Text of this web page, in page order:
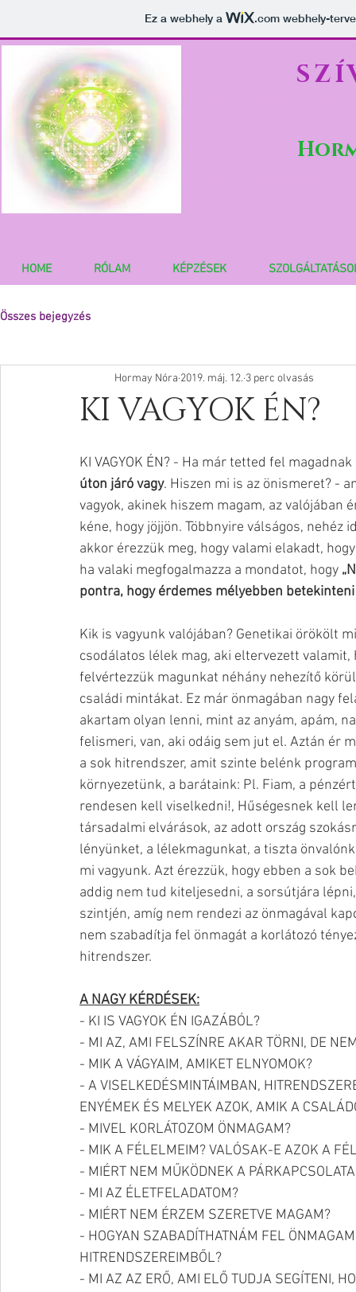
Ez a webhely a .comwebhely-
HOME RÓLAM KÉPZÉSEK
Összes bejegyzés
KI VAGYOK ÉN?
Hormay Nóra 2019. máj. 12. 3 perc olvasás
KI VAGYOK ÉN? - Ha már tetted fel
úton járó vagy. Hiszen mi is az önismeret? -
vagyok, akinek hiszem magam, az valójában
kéne, hogy jöjjön. Többnyire válságos,
akkor érezzük meg, hogy valami elakadt,
ha valaki megfogalmazza a mondatot, hogy
pontra, hogy érdemes mélyebben
Kik is vagyunk valójában? Genetikai örökölt
csodálatos lélek mag, aki eltervezett
felvértezzük magunkat néhány nehezítő
családi mintákat. Ez már önmagában nagy
akartam olyan lenni, mint az anyám, apám,
felismeri, van, aki odáig sem jut el. Aztán ér
a sok hitrendszer, amit szinte belénk
környezetünk, a barátaink: Pl. Fiam, a
rendesen kell viselkedni!, Hűségesnek kell
társadalmi elvárások, az adott ország
lényünket, a lélekmagunkat, a tiszta
mi vagyunk. Azt érezzük, hogy ebben a sok
addig nem tud kiteljesedni, a sorsútjára
szintjén, amíg nem rendezi az önmagával
nem szabadítja fel önmagát a korlátozó
hitrendszer.
A NAGY KÉRDÉSEK:
- KI IS VAGYOK ÉN IGAZÁBÓL?
- MI AZ, AMI FELSZÍNRE AKAR TÖRNI, DE
- MIK A VÁGYAIM, AMIKET ELNYOMOK?
- A VISELKEDÉSMINTÁIMBAN,
ENYÉMEK ÉS MELYEK AZOK, AMIK A
- MIVEL KORLÁTOZOM ÖNMAGAM?
- MIK A FÉLELMEIM? VALÓSAK-E AZOK A
- MIÉRT NEM MŰKÖDNEK A
- MI AZ ÉLETFELADATOM?
- MIÉRT NEM ÉRZEM SZERETVE MAGAM?
- HOGYAN SZABADÍTHATNÁM FEL
HITRENDSZEREIMBŐL?
- MI AZ AZ ERŐ, AMI ELŐ TUDJA SEGÍTENI,